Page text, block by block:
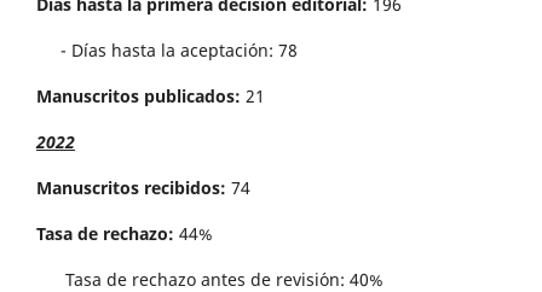
- Días hasta la aceptación: 78
Manuscritos publicados: 21
2022
Manuscritos recibidos: 74
Tasa de rechazo: 44%
Tasa de rechazo antes de revisi´on: 40%